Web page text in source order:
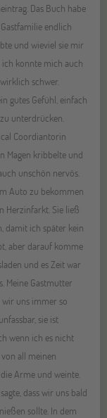
Das Buch habe
endlich
und wieviel sie mir
konnte mich auch
schwer.
gutes Gefühl, einfach
unterdrücken.
Coordiantorin
Magen kribbelte und
unschön nervös.
Auto zu bekommen
Herzinfarkt. Sie ließ
damit ich später kein
aber darauf komme
und es Zeit war
Meine Gastmutter
uns immer so
sie ist
wenn ich es nicht
all meinen
Arme und weinte.
dass wir uns bald
sollte. In dem